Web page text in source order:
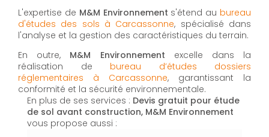
L'expertise de M&M Environnement s'étend au bureau
d'études des sols à Carcassonne, spécialisé dans
l'analyse et la gestion des caractéristiques du terrain.
En outre, M&M Environnement excelle dans la
réalisation de bureau d’études dossiers
réglementaires à Carcassonne, garantissant la
conformité et la sécurité environnementale.
En plus de ses services : Devis gratuit pour étude
de sol avant construction, M&M Environnement
vous propose aussi :